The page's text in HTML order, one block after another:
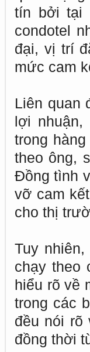
tín bởi tại
condotel
đại, vị trí
mức cam
Liên quan
lợi nhuận,
trong
theo ông,
Đồng tình
vỡ cam
cho thị
Tuy
chạy theo
hiểu rõ về
trong các
đều nói rõ
đồng thời